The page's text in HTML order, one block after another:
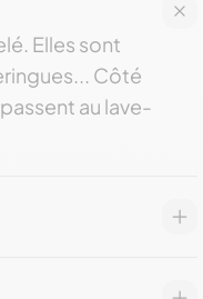
Elles sont
Côté
au lave-